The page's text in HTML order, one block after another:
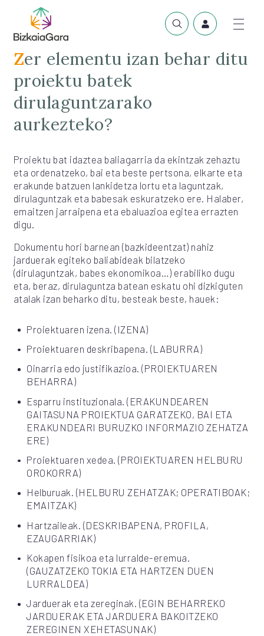
Zer elementu izan behar ditu
proiektu batek
dirulaguntzarako
aurkezteko?
Proiektu bat idaztea baliagarria da ekintzak zehaztu
eta ordenatzeko, bai eta beste pertsona, elkarte eta
erakunde batzuen lankidetza lortu eta laguntzak,
dirulaguntzak eta babesak eskuratzeko ere. Halaber,
emaitzen jarraipena eta ebaluazioa egitea errazten
digu.
Dokumentu hori barnean (bazkideentzat) nahiz
jarduerak egiteko baliabideak bilatzeko
(dirulaguntzak, babes ekonomikoa…) erabiliko dugu
eta, beraz, dirulaguntza batean eskatu ohi dizkiguten
atalak izan beharko ditu, besteak beste, hauek:
Proiektuaren izena. (IZENA)
Proiektuaren deskribapena. (LABURRA)
Oinarria edo justifikazioa. (PROIEKTUAREN
BEHARRA)
Esparru instituzionala. (ERAKUNDEAREN
GAITASUNA PROIEKTUA GARATZEKO, BAI ETA
ERAKUNDEARI BURUZKO INFORMAZIO ZEHATZA
ERE)
Proiektuaren xedea. (PROIEKTUAREN HELBURU
OROKORRA)
Helburuak. (HELBURU ZEHATZAK; OPERATIBOAK;
EMAITZAK)
Hartzaileak. (DESKRIBAPENA, PROFILA,
EZAUGARRIAK)
Kokapen fisikoa eta lurralde-eremua.
(GAUZATZEKO TOKIA ETA HARTZEN DUEN
LURRALDEA)
Jarduerak eta zereginak. (EGIN BEHARREKO
JARDUERAK ETA JARDUERA BAKOITZEKO
ZEREGINEN XEHETASUNAK)